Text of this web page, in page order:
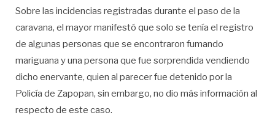
Sobre las incidencias registradas durante el paso de la
caravana, el mayor manifestó que solo se tenía el registro
de algunas personas que se encontraron fumando
mariguana y una persona que fue sorprendida vendiendo
dicho enervante, quien al parecer fue detenido por la
Policía de Zapopan, sin embargo, no dio más información al
respecto de este caso.